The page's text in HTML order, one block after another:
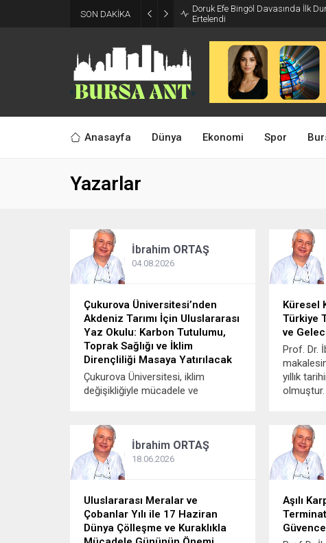
SON DAKİKA
Doruk Efe Bingöl Davasında İlk
Ertelendi
Anasayfa Dünya Ekonomi Spor
Yazarlar
İbrahim ORTAŞ
04.08.2026
Çukurova Üniversitesi’nden
Akdeniz Tarımı İçin Uluslararası
Yaz Okulu: Karbon Tutulumu,
Toprak Sağlığı ve İklim
Dirençliliği Masaya Yatırılacak
Çukurova Üniversitesi, iklim
değişikliğiyle mücadele ve
yenisini daha ekliyor. Avrupa Birliği
destekli SHARInG-MeD Projesi
kapsamında düzenlenecek
“Akdeniz Tarımında Karbon
Yaz Okulu, 31 Ağustos-4 Eylül 2026
tarihleri arasında Adana’da
gerçekleştirilecek. İklim...
Küresel
Türkiye
ve
Prof. Dr.
yıllık
hızla
yılda
çıkarak 3
İbrahim ORTAŞ
18.06.2026
Uluslararası Meralar ve
Çobanlar Yılı ile 17 Haziran
Dünya Çölleşme ve Kuraklıkla
Aşılı